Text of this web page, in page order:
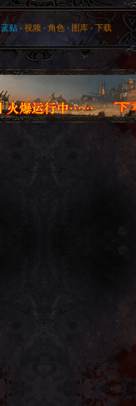
蓝贴 · 视频 · 角色 · 图库 · 下载